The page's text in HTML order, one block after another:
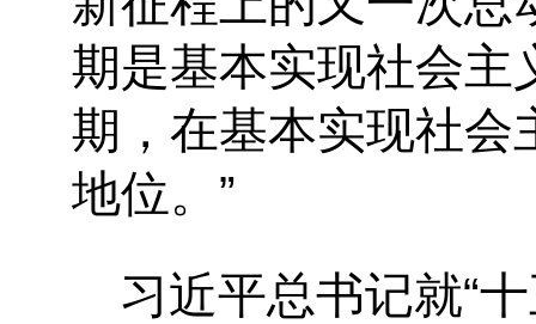
期是基本实现社会主
期，在基本实现社会
地位。”
习近平总书记就“